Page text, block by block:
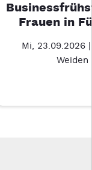
Frauen in
Mi, 23.09.2026
Weiden